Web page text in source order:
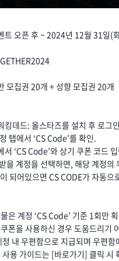
트 오픈 후 ~ 2024년 12월 31일(
모집권 20개 + 성향 모집권 20개
킹데드: 올스타즈를 설치 후 로그
탭에서 ‘CS Code’를 확인.
서 ‘CS Code’와 상기 쿠폰 코드
을 계정을 선택하면, 해당 계정의
되어있으면 CS CODE가 자동으
은 계정 ‘CS Code’ 기준 1회만
폰을 사용하신 경우 도움드리기
내 우편함으로 지급되며 우편
용 가이드는 [바로가기] 클릭 시